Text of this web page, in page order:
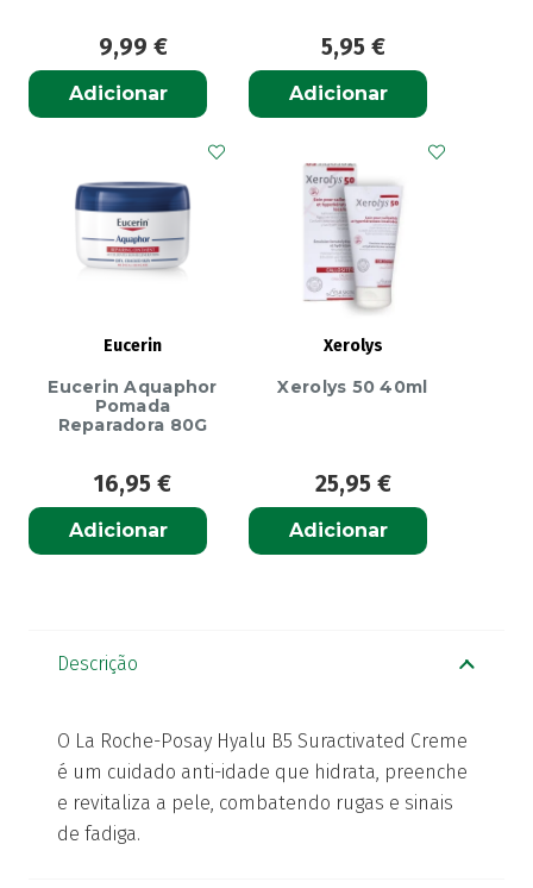
9,99 €
Adicionar
5,95 €
Adicionar
Eucerin
Eucerin Aquaphor
Pomada
Reparadora 80G
16,95 €
Adicionar
Xerolys
Xerolys 50 40ml
25,95 €
Adicionar
Descrição
O La Roche-Posay Hyalu B5 Suractivated Creme
é um cuidado anti-idade que hidrata, preenche
e revitaliza a pele, combatendo rugas e sinais
de fadiga.